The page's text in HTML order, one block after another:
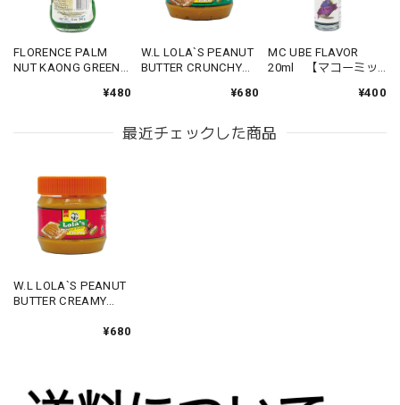
FLORENCE PALM
NUT KAONG GREEN
ス カオン グリーン】
¥480
W.L LOLA`S PEANUT
BUTTER CRUNCHY
ピーナッツバター ク
¥680
MC UBE FLAVOR
20ml 【マコーミッ
¥400
最近チェックした商品
W.L LOLA`S PEANUT
BUTTER CREAMY
ピーナッツバター ク
¥680